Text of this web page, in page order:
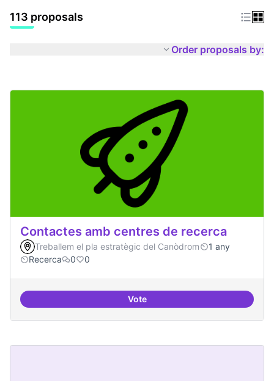
113 proposals
Order proposals by:
Contactes amb centres de recerca
Treballem el pla estratègic del Canòdrom
1 any
Recerca
0 0
VoteContactes amb centres de